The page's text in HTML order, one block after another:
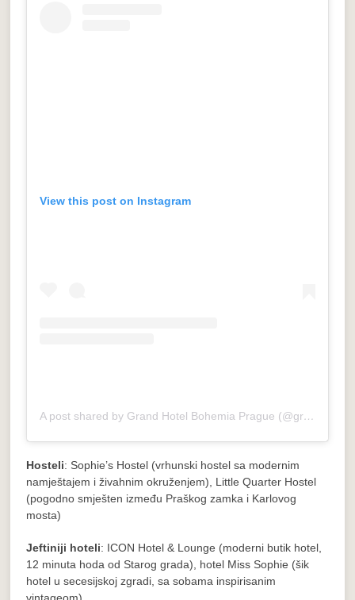
View this post on Instagram
A post shared by Grand Hotel Bohemia Prague (@grandhotelbohemiaprague)
Hosteli: Sophie’s Hostel (vrhunski hostel sa modernim
namještajem i živahnim okruženjem), Little Quarter Hostel
(pogodno smješten između Praškog zamka i Karlovog
mosta)
Jeftiniji hoteli: ICON Hotel & Lounge (moderni butik hotel,
12 minuta hoda od Starog grada), hotel Miss Sophie (šik
hotel u secesijskoj zgradi, sa sobama inspirisanim